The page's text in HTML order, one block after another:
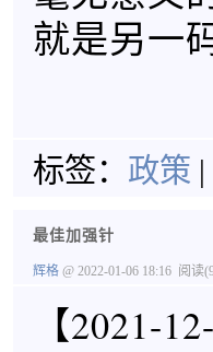
就是另一
标签： 政策 |
最佳加强针
辉格 @ 2022-01-06 18:16 阅读
【2021-